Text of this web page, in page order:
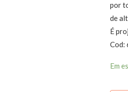
por
de
É
Cod:
Em